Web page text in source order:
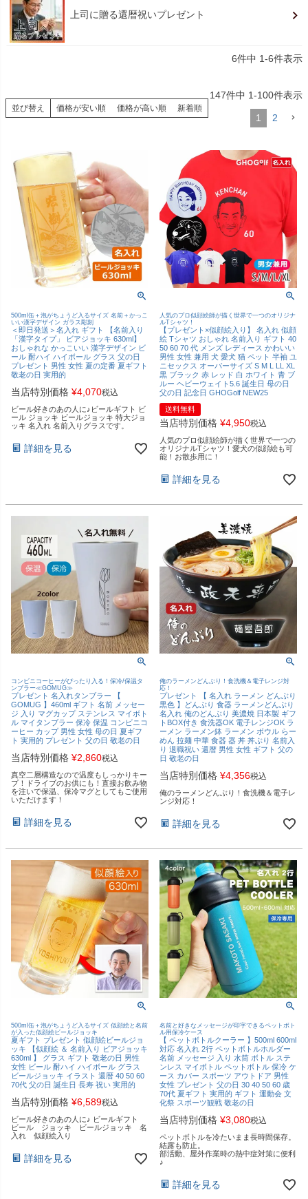
上司に贈る還暦祝いプレゼント
6件中 1-6件表示
並び替え 価格が安い順 価格が高い順 新着順
147件中 1-100件表示
1 2
500ml缶＋泡がちょうど入るサイズ 名前＋かっこ
いい漢字デザイン ガラス彫刻
＜即日発送＞名入れ ギフト 【名前入り
「漢字タイプ」 ビアジョッキ 630ml】
おしゃれな かっこいい 漢字デザイン ビ
ール 酎ハイ ハイボール グラス 父の日
プレゼント 男性 女性 夏の定番 夏ギフト
敬老の日 実用的
当店特別価格 ¥4,070税込
ビール好きのあの人に♪ビールギフト ビ
ール ジョッキ ビールジョッキ 特大ジョ
ッキ 名入れ 名前入りグラスです。
詳細を見る
人気のプロ似顔絵師が描く世界で一つのオリジナ
ルTシャツ！
【プレゼント×似顔絵入り】 名入れ 似顔
絵 Tシャツ おしゃれ 名前入り ギフト 40
50 60 70 代 メンズ レディース かわいい
男性 女性 兼用 犬 愛犬 猫 ペット 半袖 ユ
ニセックス オーバーサイズ S M L LL XL
黒 ブラック 赤 レッド 白 ホワイト 青 ブ
ルー ヘビーウェイト5.6 誕生日 母の日
父の日 記念日 GHOGolf NEW25
送料無料
当店特別価格 ¥4,950税込
人気のプロ似顔絵師が描く世界で一つの
オリジナルTシャツ！愛犬の似顔絵も可
能！お散歩用に！
詳細を見る
コンビニコーヒーがぴったり入る！保冷/保温タ
ンブラー≪GOMUG≫
プレゼント 名入れタンブラー 【
GOMUG 】460ml ギフト 名前 メッセー
ジ 入り マグカップ ステンレス マイボト
ル マイタンブラー 保冷 保温 コンビニコ
ーヒー カップ 男性 女性 母の日 夏ギフ
ト 実用的 プレゼント 父の日 敬老の日
当店特別価格 ¥2,860税込
真空二層構造なので温度もしっかりキー
プ！ドライブのお供にも！直接お飲み物
を注いで保温、保冷マグとしてもご使用
いただけます！
詳細を見る
俺のラーメンどんぶり！食洗機＆電子レンジ対
応！
プレゼント 【 名入れ ラーメン どんぶり
黒色 】どんぶり 食器 ラーメンどんぶり
名入れ 俺のどんぶり 美濃焼 日本製 ギフ
トBOX付き 食洗器OK 電子レンジOK ラ
ーメン ラーメン鉢 ラーメン ボウル らー
めん 拉麺 中華 食器 器 丼 丼ぶり 名前入
り 退職祝い 還暦 男性 女性 ギフト 父の
日 敬老の日
当店特別価格 ¥4,356税込
俺のラーメンどんぶり！食洗機＆電子レ
ンジ対応！
詳細を見る
500ml缶＋泡がちょうど入るサイズ 似顔絵と名前
が入った似顔絵ビールジョッキ
夏ギフト プレゼント 似顔絵ビールジョ
ッキ 【似顔絵 ＆ 名前入り ビアジョッキ
630ml 】 グラス ギフト 敬老の日 男性
女性 ビール 酎ハイ ハイボール グラス
ビールジョッキ イラスト 還暦 40 50 60
70代 父の日 誕生日 長寿 祝い 実用的
当店特別価格 ¥6,589税込
ビール好きのあの人に♪ ビールギフト
ビール ジョッキ ビールジョッキ 名
入れ 似顔絵入り
詳細を見る
名前と好きなメッセージが印字できるペットボト
ル用保冷ケース
【 ペットボトルクーラー 】500ml 600ml
対応 名入れ 2行 ペットボトルホルダー
名前 メッセージ 入り 水筒 ボトル ステ
ンレス マイボトル ペットボトル 保冷 ケ
ース カバー スポーツ アウトドア 男性
女性 プレゼント 父の日 30 40 50 60 歳
70代 夏ギフト 実用的 ギフト 運動会 文
化祭 スポーツ観戦 敬老の日
当店特別価格 ¥3,080税込
ペットボトルを冷たいまま長時間保存。
結露も防止。
部活動、屋外作業時の熱中症対策に便利
♪
詳細を見る